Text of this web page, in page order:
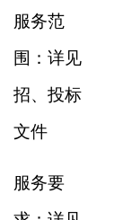
服务范
围：详见
招、投标
文件
服务要